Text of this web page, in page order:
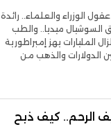
بعد 60 عاماً من بناء عقول الوزراء والعلماء.. رائدة
السوشيال ميديا.. والطب
المليارات يهز إمبراطورية
الدولارات والذهب من
الرحم.. كيف ذبح